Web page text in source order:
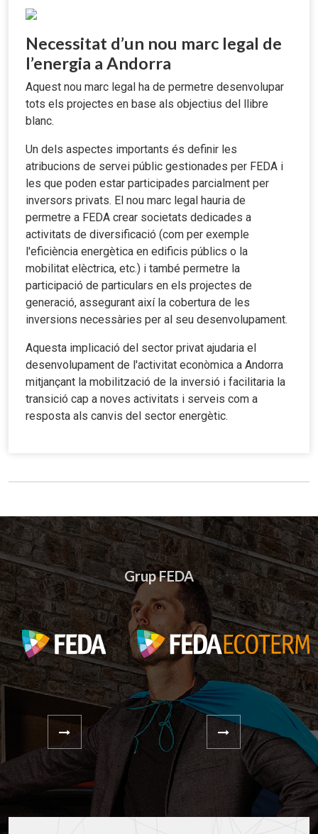
Necessitat d’un nou marc legal de
l’energia a Andorra
Aquest nou marc legal ha de permetre desenvolupar
tots els projectes en base als objectius del llibre
blanc.
Un dels aspectes importants és definir les
atribucions de servei públic gestionades per FEDA i
les que poden estar participades parcialment per
inversors privats. El nou marc legal hauria de
permetre a FEDA crear societats dedicades a
activitats de diversificació (com per exemple
l'eficiència energètica en edificis públics o la
mobilitat elèctrica, etc.) i també permetre la
participació de particulars en els projectes de
generació, assegurant així la cobertura de les
inversions necessàries per al seu desenvolupament.
Aquesta implicació del sector privat ajudaria el
desenvolupament de l'activitat econòmica a Andorra
mitjançant la mobilització de la inversió i facilitaria la
transició cap a noves activitats i serveis com a
resposta als canvis del sector energètic.
Grup FEDA